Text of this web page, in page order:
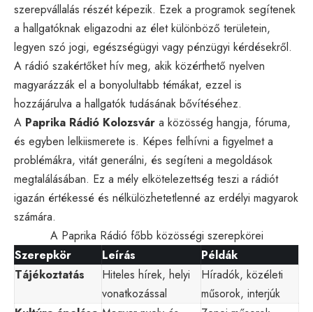
szerepvállalás részét képezik. Ezek a programok segítenek
a hallgatóknak eligazodni az élet különböző területein,
legyen szó jogi, egészségügyi vagy pénzügyi kérdésekről.
A rádió szakértőket hív meg, akik közérthető nyelven
magyarázzák el a bonyolultabb témákat, ezzel is
hozzájárulva a hallgatók tudásának bővítéséhez.
A Paprika Rádió Kolozsvár a közösség hangja, fóruma,
és egyben lelkiismerete is. Képes felhívni a figyelmet a
problémákra, vitát generálni, és segíteni a megoldások
megtalálásában. Ez a mély elkötelezettség teszi a rádiót
igazán értékessé és nélkülözhetetlenné az erdélyi magyarok
számára.
A Paprika Rádió főbb közösségi szerepkörei
Szerepkör
Leírás
Példák
Tájékoztatás
Hiteles hírek, helyi
vonatkozással
Híradók, közéleti
műsorok, interjúk